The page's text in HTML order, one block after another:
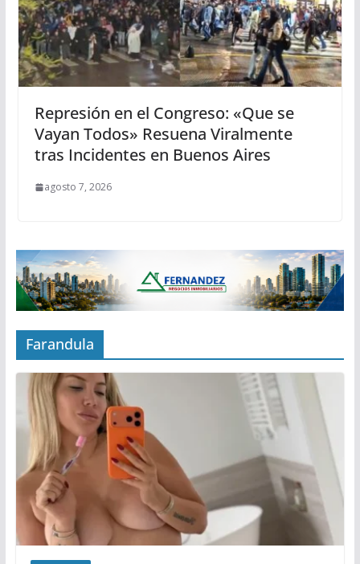
Represión en el Congreso: «Que se
Vayan Todos» Resuena Viralmente
tras Incidentes en Buenos Aires
agosto 7, 2026
Farandula